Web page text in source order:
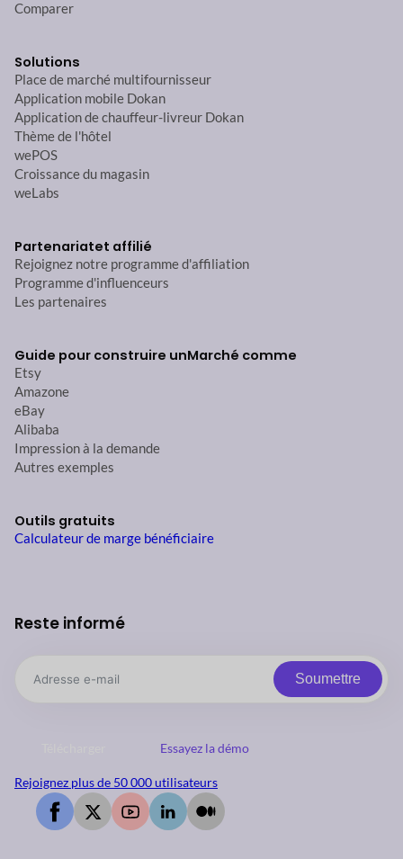
Comparer
Solutions
Place de marché multifournisseur
Application mobile Dokan
Application de chauffeur-livreur Dokan
Thème de l'hôtel
wePOS
Croissance du magasin
weLabs
Partenariatet affilié
Rejoignez notre programme d'affiliation
Programme d'influenceurs
Les partenaires
Guide pour construire unMarché comme
Etsy
Amazone
eBay
Alibaba
Impression à la demande
Autres exemples
Outils gratuits
Calculateur de marge bénéficiaire
Reste informé
Soumettre
Essayez la démo
Rejoignez plus de 50 000 utilisateurs